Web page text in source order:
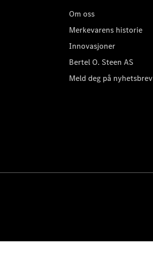
Om oss
Merkevarens historie
Innovasjoner
Bertel O. Steen AS
Meld deg på nyhetsbrev